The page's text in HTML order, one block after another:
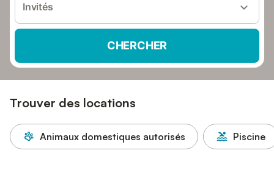
Invités
CHERCHER
Trouver des locations
Animaux domestiques autorisés Piscine